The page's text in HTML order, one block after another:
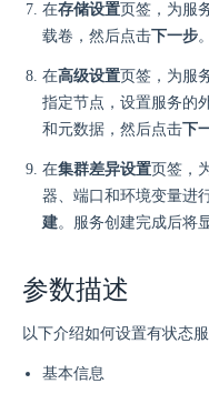
在存储设置页签，为服
载卷，然后点击下一步。
在高级设置页签，为服
指定节点，设置服务的
和元数据，然后点击下
在集群差异设置页签，
器、端口和环境变量进
建。服务创建完成后将
参数描述
以下介绍如何设置有状态
基本信息